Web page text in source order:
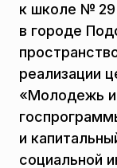
к школе №
в городе
реализации
«Молодежь и
и
социальной